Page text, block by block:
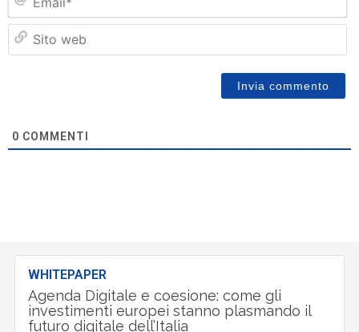
0 COMMENTI
WHITEPAPER
Agenda Digitale e coesione: come gli
investimenti europei stanno plasmando il
futuro digitale dell’Italia